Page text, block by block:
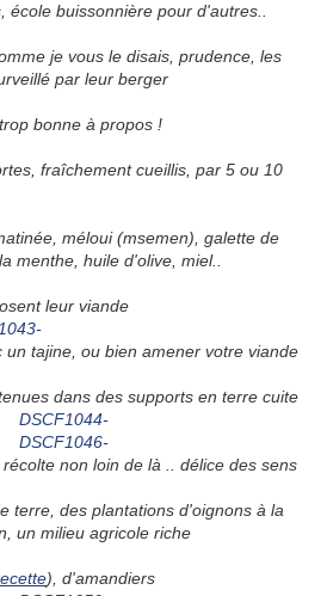
buissonnière pour d'autres..
je vous le disais, prudence, les
par leur berger
bonne à propos !
fraîchement cueillis, par 5 ou 10
méloui (msemen), galette de
menthe, huile d'olive, miel..
leur viande
un tajine, ou bien amener votre viande
dans des supports en terre cuite
non loin de là .. délice des sens
terre, des plantations d'oignons à la
un milieu agricole riche
), d'amandiers